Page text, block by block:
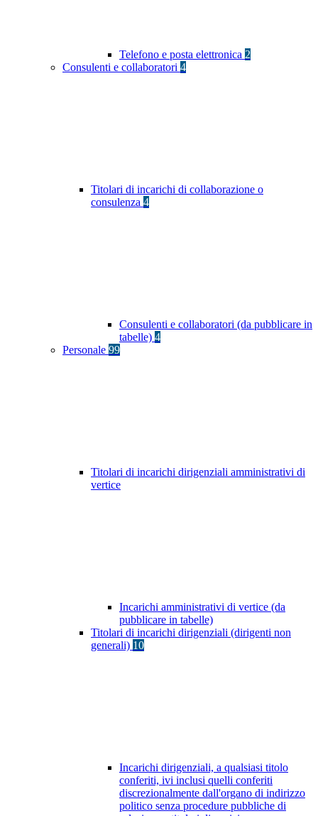
Telefono e posta elettronica 2
Consulenti e collaboratori 4
Titolari di incarichi di collaborazione o
consulenza 4
Consulenti e collaboratori (da pubblicare in
tabelle) 4
Personale 99
Titolari di incarichi dirigenziali amministrativi di
vertice
Incarichi amministrativi di vertice (da
pubblicare in tabelle)
Titolari di incarichi dirigenziali (dirigenti non
generali) 10
Incarichi dirigenziali, a qualsiasi titolo
conferiti, ivi inclusi quelli conferiti
discrezionalmente dall'organo di indirizzo
politico senza procedure pubbliche di